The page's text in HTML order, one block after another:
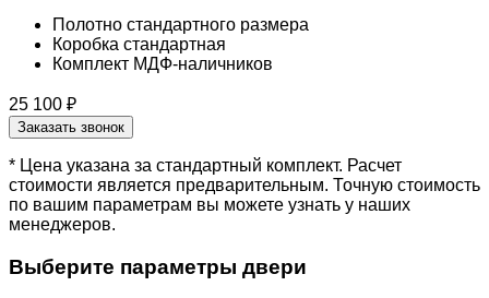
Полотно стандартного размера
Коробка стандартная
Комплект МДФ-наличников
25 100 ₽
Заказать звонок
* Цена указана за стандартный комплект. Расчет
стоимости является предварительным. Точную стоимость
по вашим параметрам вы можете узнать у наших
менеджеров.
Выберите параметры двери